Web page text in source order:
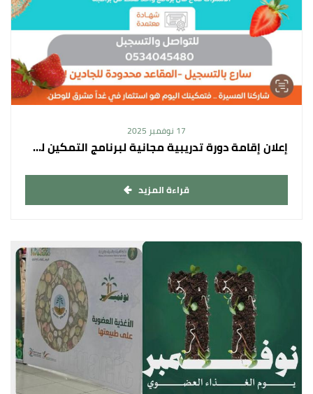
17 نوفمبر 2025
إعلان إقامة دورة تدريبية مجانية لبرنامج التمكين لمستفيدي مبادرة رواد الزراعة( تصنيع المربيات )
قراءة المزيد